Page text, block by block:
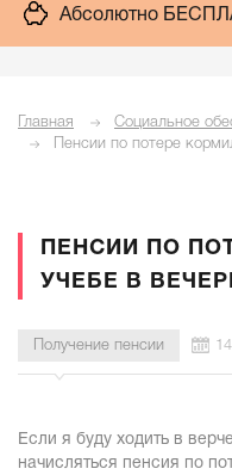
Абсолютно
Главная Социальное
Пенсии по потере
ПЕНСИИ ПО
УЧЕБЕ В
Получение пенсии
Если я буду ходить в
начисляться пенсия по